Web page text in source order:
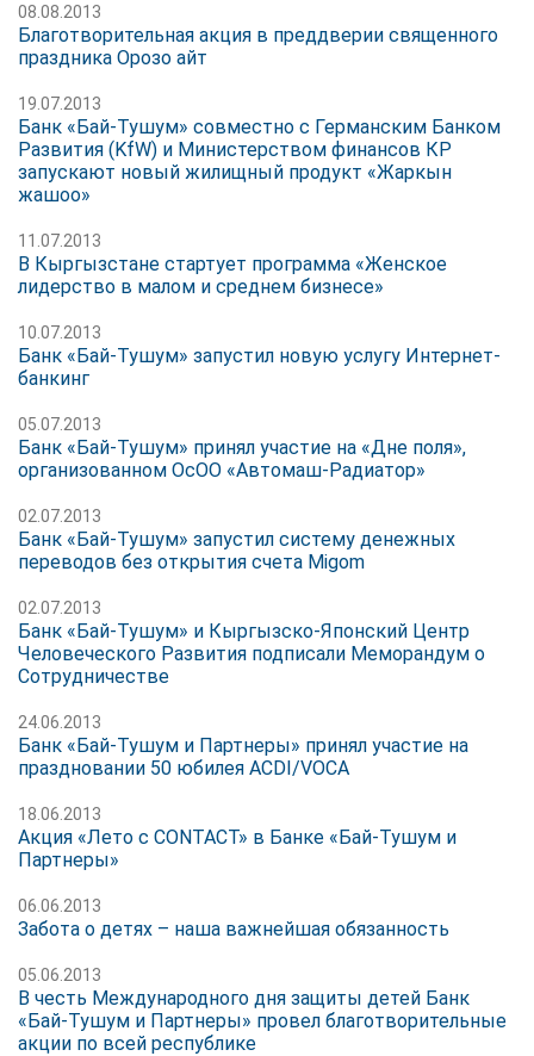
08.08.2013
Благотворительная акция в преддверии священного
праздника Орозо айт
19.07.2013
Банк «Бай-Тушум» совместно с Германским Банком
Развития (KfW) и Министерством финансов КР
запускают новый жилищный продукт «Жаркын
жашоо»
11.07.2013
В Кыргызстане стартует программа «Женское
лидерство в малом и среднем бизнесе»
10.07.2013
Банк «Бай-Тушум» запустил новую услугу Интернет-
банкинг
05.07.2013
Банк «Бай-Тушум» принял участие на «Дне поля»,
организованном ОсОО «Автомаш-Радиатор»
02.07.2013
Банк «Бай-Тушум» запустил систему денежных
переводов без открытия счета Migom
02.07.2013
Банк «Бай-Тушум» и Кыргызско-Японский Центр
Человеческого Развития подписали Меморандум о
Сотрудничестве
24.06.2013
Банк «Бай-Тушум и Партнеры» принял участие на
праздновании 50 юбилея ACDI/VOCA
18.06.2013
Акция «Лето с CONTACT» в Банке «Бай-Тушум и
Партнеры»
06.06.2013
Забота о детях – наша важнейшая обязанность
05.06.2013
В честь Международного дня защиты детей Банк
«Бай-Тушум и Партнеры» провел благотворительные
акции по всей республике